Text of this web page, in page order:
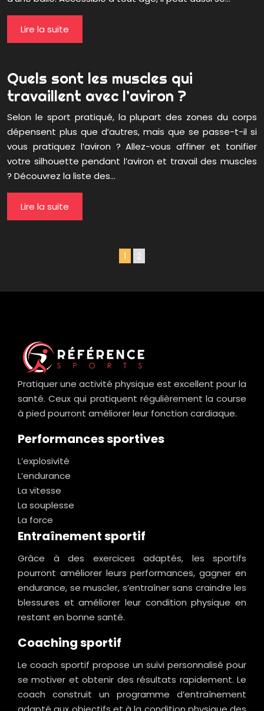
Lire la suite
Quels sont les muscles qui
travaillent avec l’aviron ?
Selon le sport pratiqué, la plupart des zones du corps
dépensent plus que d’autres, mais que se passe-t-il si
vous pratiquez l’aviron ? Allez-vous affiner et tonifier
votre silhouette pendant l’aviron et travail des muscles
? Découvrez la liste des…
Lire la suite
1 2
Pratiquer une activité physique est excellent pour la
santé. Ceux qui pratiquent régulièrement la course
à pied pourront améliorer leur fonction cardiaque.
Performances sportives
L’explosivité
L’endurance
La vitesse
La souplesse
La force
Entraînement sportif
Grâce à des exercices adaptés, les sportifs
pourront améliorer leurs performances, gagner en
endurance, se muscler, s’entraîner sans craindre les
blessures et améliorer leur condition physique en
restant en bonne santé.
Coaching sportif
Le coach sportif propose un suivi personnalisé pour
se motiver et obtenir des résultats rapidement. Le
coach construit un programme d’entraînement